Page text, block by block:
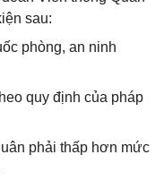
sau:
phòng, an ninh
quy định của pháp
phải thấp hơn mức